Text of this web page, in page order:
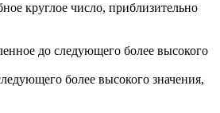
круглое число, приблизительно
до следующего более высокого
более высокого значения,